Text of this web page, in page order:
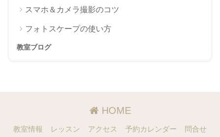
スマホ＆カメラ撮影のコツ
フォトスケープの使い方
教室ブログ
HOME
教室情報 レッスン アクセス 予約カレンダー 問合せ